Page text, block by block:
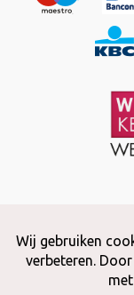
Adax BV - 0032 (0)50